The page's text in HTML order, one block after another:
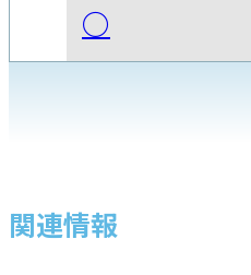
○
関連情報